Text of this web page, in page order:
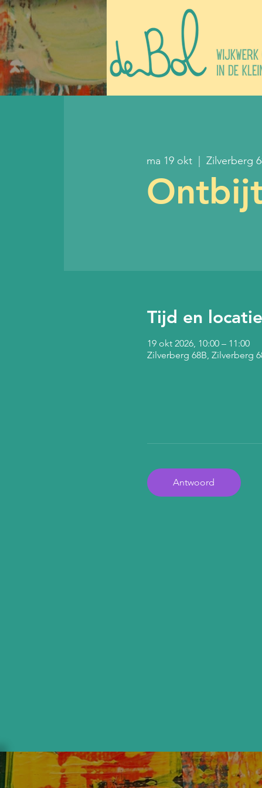
ma 19 okt
  |
Zilverberg
Tijd en locatie
19 okt 2026, 10:00 – 11:00
Zilverberg 68B, Zilverberg
Antwoord